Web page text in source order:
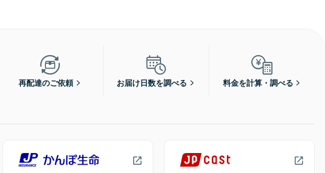
再配達のご依頼 お届け日数を調べる 料金を計算・調べる